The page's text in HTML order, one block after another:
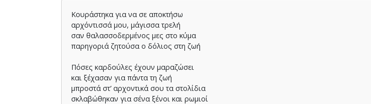
Κουράστηκα για να σε αποκτήσω
αρχόντισσά μου, μάγισσα τρελή
σαν θαλασσοδερμένος μες στο κύμα
παρηγοριά ζητούσα ο δόλιος στη ζωή
Πόσες καρδούλες έχουν μαραζώσει
και ξέχασαν για πάντα τη ζωή
μπροστά στ’ αρχοντικά σου τα στολίδια
σκλαβώθηκαν για σένα ξένοι και ρωμιοί